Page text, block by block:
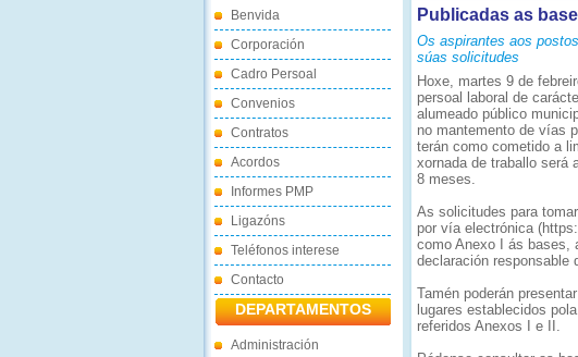
Benvida
Corporación
Cadro Persoal
Convenios
Contratos
Acordos
Informes PMP
Ligazóns
Teléfonos interese
Contacto
DEPARTAMENTOS
Administración
Publicadas as
Os aspirantes aos
súas solicitudes
Hoxe, martes 9 de
persoal laboral de
alumeado público
no mantemento de vías
terán como cometido a
xornada de traballo será
8 meses.
As solicitudes para
por vía electrónica
como Anexo I ás bases,
declaración responsable
Tamén poderán
lugares establecidos
referidos Anexos I e II.